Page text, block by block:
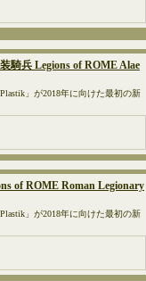
騎兵 Legions of ROME Alae
」が2018年に向けた最初の新
of ROME Roman Legionary
」が2018年に向けた最初の新